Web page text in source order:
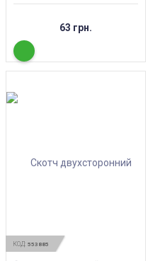
63 грн.
КОД: 553885